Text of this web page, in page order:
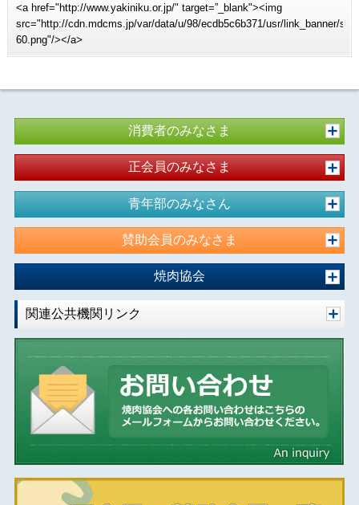
<a href="http://www.yakiniku.or.jp/" target=”_blank"><img
src="http://cdn.mdcms.jp/var/data/u/98/ecdb5c6b371/usr/link_banner/
60.png"/></a>
消費者のみなさま
正会員のみなさま
青年部のみなさん
賛助会員のみなさま
焼肉協会
関連公共機関リンク